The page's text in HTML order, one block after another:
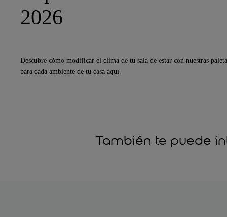
2026
Descubre cómo modificar el clima de tu sala de estar con nuestras
para cada ambiente de tu casa aquí.
También te puede